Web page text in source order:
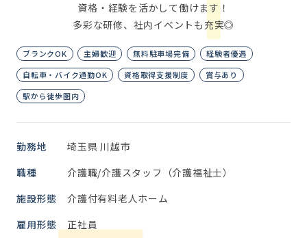
資格・経験を活かして働けます！
多彩な研修、社内イベントも充実◎
ブランクOK 主婦歓迎 無料駐車場完備
経験者優遇
自転車・バイク通勤OK
資格取得支援制度
賞与あり
駅から徒歩圏内
勤務地
埼玉県 川越市
職種
介護職/介護スタッフ（介護福祉士）
施設形態
介護付有料老人ホーム
雇用形態
正社員